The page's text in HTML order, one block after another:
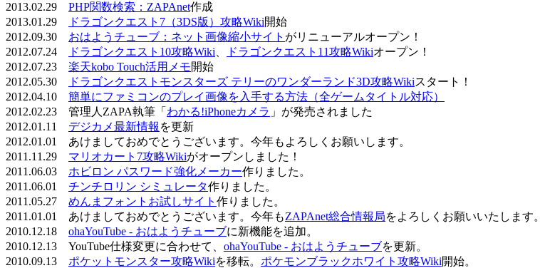
2013.02.29 PHP関数検索：ZAPAnet作成
2013.01.29
ドラゴンクエスト7（3DS版）攻略Wiki開始
2012.09.30 おはようチューブ：ネット画像縮小サイト がリニューアルオープン！
2012.07.24
ドラゴンクエスト10攻略Wiki ドラゴンクエスト11攻略Wikiオープン！
2012.07.23 楽天kobo Touch活用メモ開始
2012.05.30
ドラゴンクエストモンスターズ テリーのワンダーランド3D攻略Wikiスタート！
2012.04.10 簡単にファミコンのプレイ画像を入手する方法（全ゲームタイトル対応）
2012.02.23 管理人ZAPA執筆「 わかる!iPhoneカメラ 」が発売されました
2012.01.11 デジカメ最新情報 を更新
2012.01.01 あけましておめでとうございます。今年もよろしくお願いします。
2011.11.29 マリオカート7攻略Wikiがオープンしました！
2011.06.03 ホビロン パスワード強化メーカー作りました。
2011.06.01 チンチロリン シミュレータ作りました。
2011.05.27 めんまフォントお試しサイト 作りました。
2011.01.01 あけましておめでとうございます。今年もZAPAnet総合情報局をよろしくお願いいたします。
2010.12.18 ohaYouTube - おはようチューブに新機能を追加。
2010.12.13 YouTube仕様変更に合わせて、 ohaYouTube - おはようチューブを更新。
2010.09.13 ポケットモンスター攻略Wikiを移転。 ポケモンブラックホワイト攻略Wiki開始。